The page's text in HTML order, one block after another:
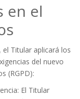
en el
Titular aplicará los
del nuevo
(RGPD):
El Titular